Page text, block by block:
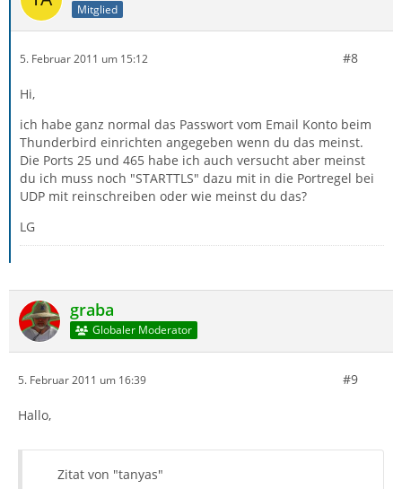
Mitglied
5. Februar 2011 um 15:12 #8
Hi,
ich habe ganz normal das Passwort vom Email Konto beim
Thunderbird einrichten angegeben wenn du das meinst.
Die Ports 25 und 465 habe ich auch versucht aber meinst
du ich muss noch "STARTTLS" dazu mit in die Portregel bei
UDP mit reinschreiben oder wie meinst du das?
LG
graba
Globaler Moderator
5. Februar 2011 um 16:39 #9
Hallo,
Zitat von "tanyas"